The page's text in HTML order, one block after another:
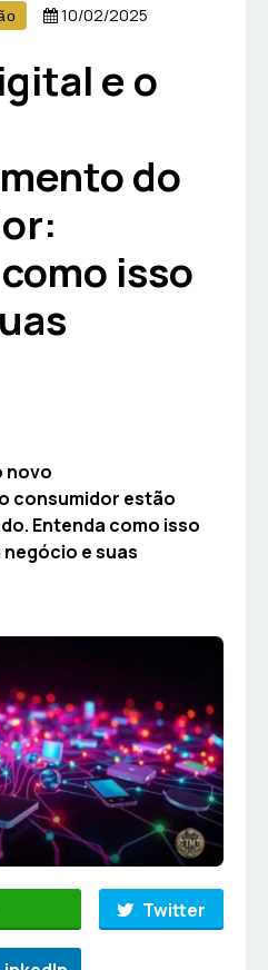
10/02/2025
e o
do
isso
novo
consumidor estão
Entenda como isso
e suas
Twitter